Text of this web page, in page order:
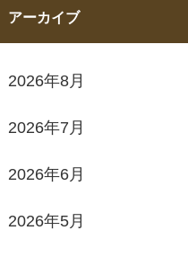
アーカイブ
2026年8月
2026年7月
2026年6月
2026年5月